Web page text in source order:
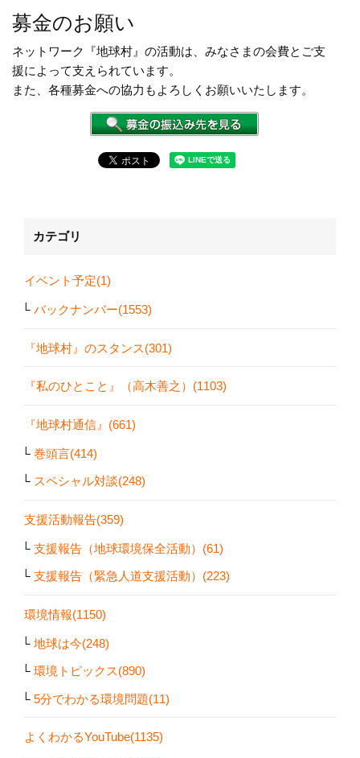
募金のお願い
ネットワーク『地球村』の活動は、みなさまの会費とご支
援によって支えられています。
また、各種募金への協力もよろしくお願いいたします。
カテゴリ
イベント予定(1)
バックナンバー(1553)
『地球村』のスタンス(301)
『私のひとこと』（高木善之）(1103)
『地球村通信』(661)
巻頭言(414)
スペシャル対談(248)
支援活動報告(359)
支援報告（地球環境保全活動）(61)
支援報告（緊急人道支援活動）(223)
環境情報(1150)
地球は今(248)
環境トピックス(890)
5分でわかる環境問題(11)
よくわかるYouTube(1135)